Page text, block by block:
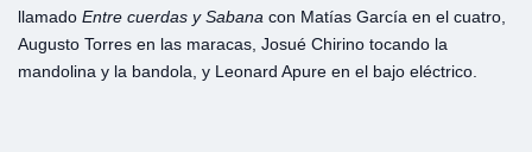
llamado Entre cuerdas y Sabana con Matías García en el cuatro,
Augusto Torres en las maracas, Josué Chirino tocando la
mandolina y la bandola, y Leonard Apure en el bajo eléctrico.